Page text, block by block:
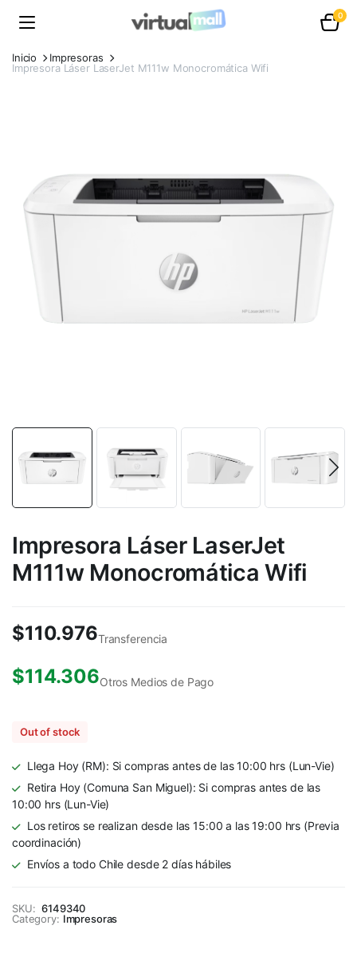
0
Inicio
Impresoras
Impresora Láser LaserJet M111w Monocromática Wifi
Impresora Láser LaserJet
M111w Monocromática Wifi
$110.976Transferencia
$114.306Otros Medios de Pago
Out of stock
Llega Hoy (RM): Si compras antes de las 10:00 hrs (Lun-Vie)
Retira Hoy (Comuna San Miguel): Si compras antes de las
10:00 hrs (Lun-Vie)
Los retiros se realizan desde las 15:00 a las 19:00 hrs (Previa
coordinación)
Envíos a todo Chile desde 2 días hábiles
SKU: 6149340
Category: Impresoras